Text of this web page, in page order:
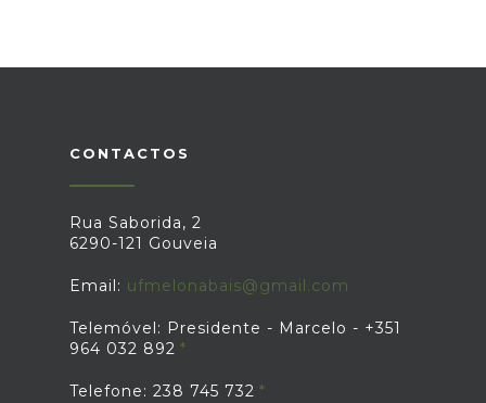
CONTACTOS
Rua Saborida, 2
6290-121 Gouveia
Email: ufmelonabais@gmail.com
Telemóvel: Presidente - Marcelo - +351
964 032 892
Telefone: 238 745 732